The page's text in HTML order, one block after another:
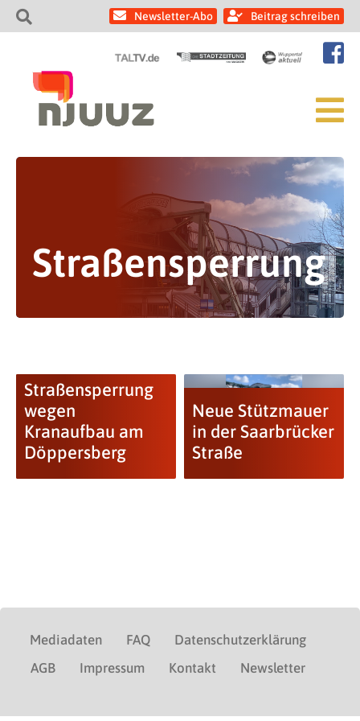
Newsletter-Abo Beitrag schreiben
Straßensperrung
Straßensperrung
wegen
Kranaufbau am
Döppersberg
Neue Stützmauer
in der Saarbrücker
Straße
Mediadaten FAQ
Datenschutzerklärung
AGB
Impressum Kontakt Newsletter